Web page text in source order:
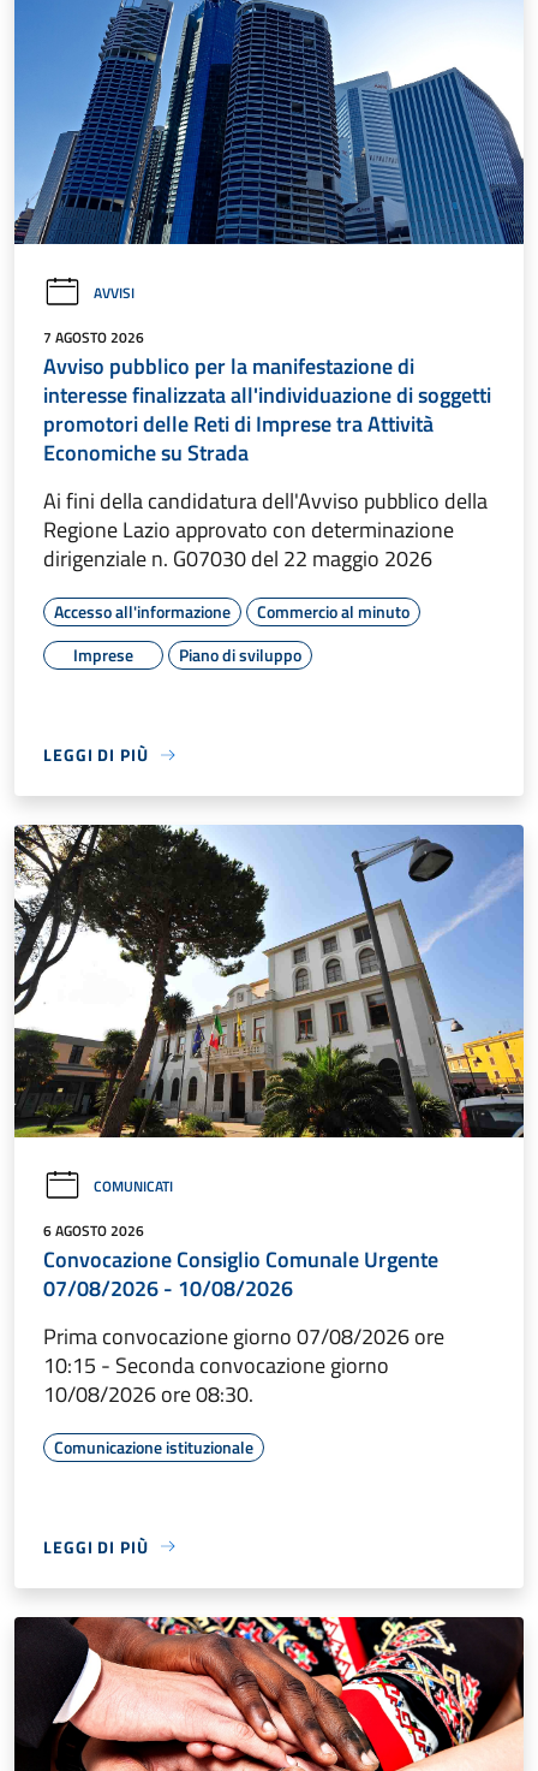
AVVISI
7 AGOSTO 2026
Avviso pubblico per la manifestazione di
interesse finalizzata all'individuazione di soggetti
promotori delle Reti di Imprese tra Attività
Economiche su Strada
Ai fini della candidatura dell'Avviso pubblico della
Regione Lazio approvato con determinazione
dirigenziale n. G07030 del 22 maggio 2026
Accesso all'informazione
Commercio al minuto
Imprese
Piano di sviluppo
LEGGI DI PIÙ
COMUNICATI
6 AGOSTO 2026
Convocazione Consiglio Comunale Urgente
07/08/2026 - 10/08/2026
Prima convocazione giorno 07/08/2026 ore
10:15 - Seconda convocazione giorno
10/08/2026 ore 08:30.
Comunicazione istituzionale
LEGGI DI PIÙ